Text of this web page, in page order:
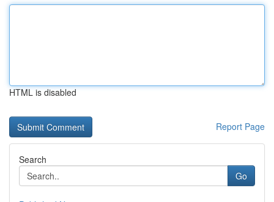
HTML is disabled
Report Page
Search
Go